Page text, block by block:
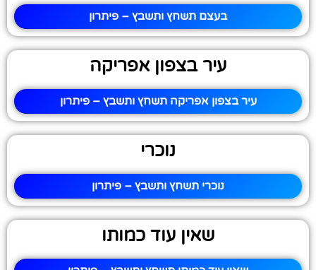
בעצם תשחץ ותשבץ – פיתרון
עיר בצפון אפריקה
עיר בצפון אפריקה תשחץ ותשבץ – פיתרון
נוכרי
נוכרי תשחץ ותשבץ – פיתרון
שאין עוד כמותו